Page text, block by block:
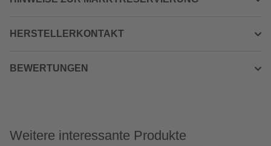
HERSTELLERKONTAKT
BEWERTUNGEN
Weitere interessante Produkte